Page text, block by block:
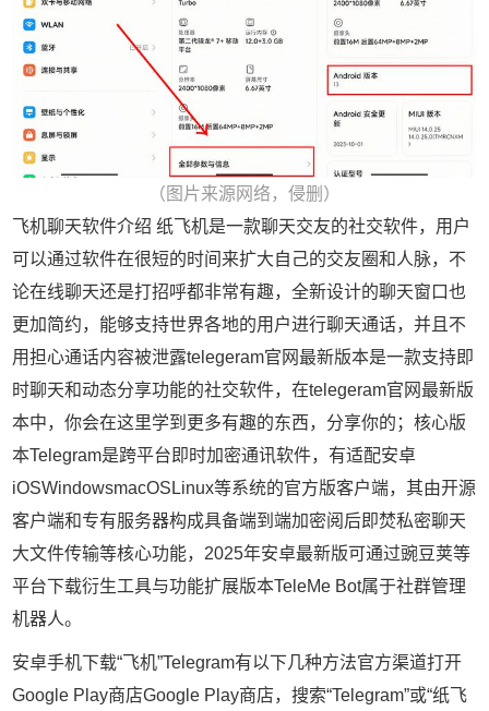
（图片来源网络，侵删）
飞机聊天软件介绍 纸飞机是一款聊天交友的社交软件，用户
可以通过软件在很短的时间来扩大自己的交友圈和人脉，不
论在线聊天还是打招呼都非常有趣，全新设计的聊天窗口也
更加简约，能够支持世界各地的用户进行聊天通话，并且不
用担心通话内容被泄露telegeram官网最新版本是一款支持即
时聊天和动态分享功能的社交软件，在telegeram官网最新版
本中，你会在这里学到更多有趣的东西，分享你的；核心版
本Telegram是跨平台即时加密通讯软件，有适配安卓
iOSWindowsmacOSLinux等系统的官方版客户端，其由开源
客户端和专有服务器构成具备端到端加密阅后即焚私密聊天
大文件传输等核心功能，2025年安卓最新版可通过豌豆荚等
平台下载衍生工具与功能扩展版本TeleMe Bot属于社群管理
机器人。
安卓手机下载“飞机”Telegram有以下几种方法官方渠道打开
Google Play商店Google Play商店，搜索“Telegram”或“纸飞